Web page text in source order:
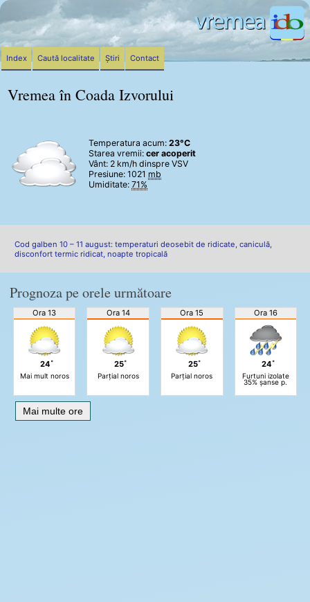
Vremea în Coada Izvorului
Temperatura acum: 23°C
Starea vremii: cer acoperit
Vânt: 2 km/h dinspre VSV
Presiune: 1021 mb
Umiditate: 71%
Cod galben 10 – 11 august: temperaturi deosebit de ridicate, caniculă,
disconfort termic ridicat, noapte tropicală
Prognoza pe orele următoare
Ora 13
24˚
Mai mult noros
Ora 14
25˚
Parțial noros
Ora 15
25˚
Parțial noros
Ora 16
24˚
Furtuni izolate
35% șanse p.
Mai multe ore
Index Caută localitate Știri Contact